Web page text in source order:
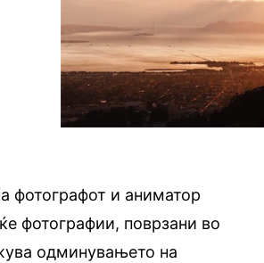
фотографот и аниматор
фотографии, поврзани во
одминувањето на